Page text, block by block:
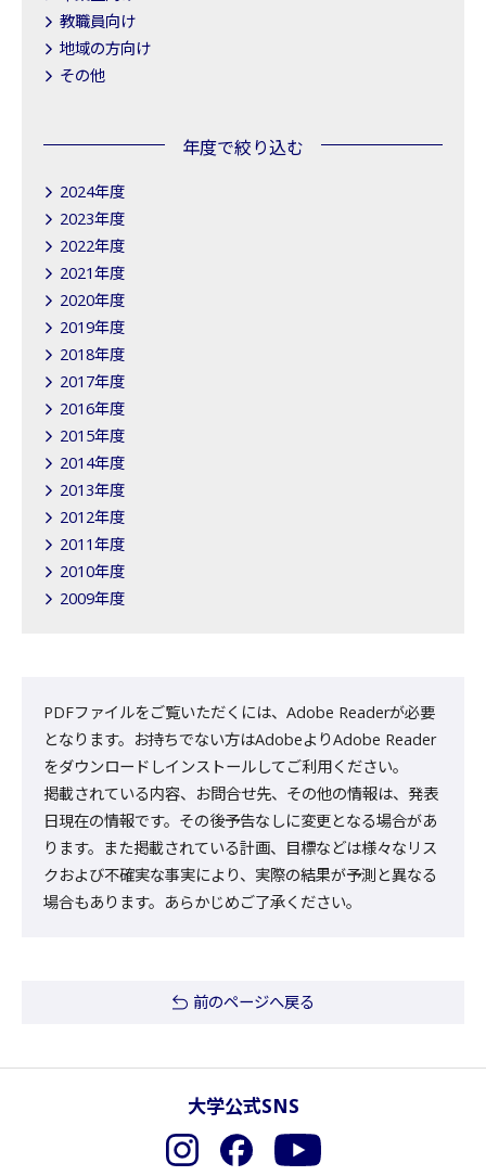
教職員向け
地域の方向け
その他
年度で絞り込む
2024年度
2023年度
2022年度
2021年度
2020年度
2019年度
2018年度
2017年度
2016年度
2015年度
2014年度
2013年度
2012年度
2011年度
2010年度
2009年度
PDFファイルをご覧いただくには、Adobe Readerが必要
となります。お持ちでない方はAdobeよりAdobe Reader
をダウンロードしインストールしてご利用ください。
掲載されている内容、お問合せ先、その他の情報は、発表
日現在の情報です。その後予告なしに変更となる場合があ
ります。また掲載されている計画、目標などは様々なリス
クおよび不確実な事実により、実際の結果が予測と異なる
場合もあります。あらかじめご了承ください。
前のページへ戻る
大学公式SNS
InstagramFacebookYouTube